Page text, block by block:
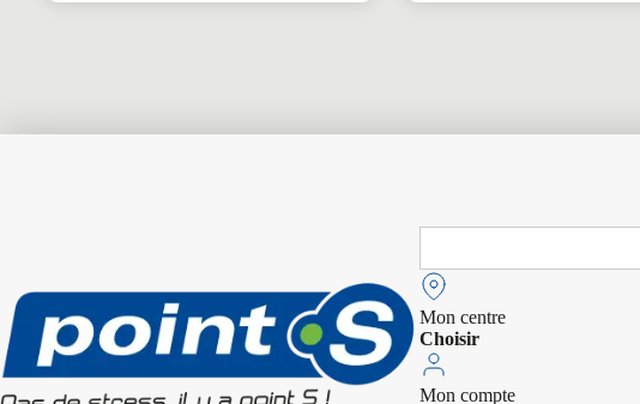
Search
Mon centre
Choisir
Mon compte